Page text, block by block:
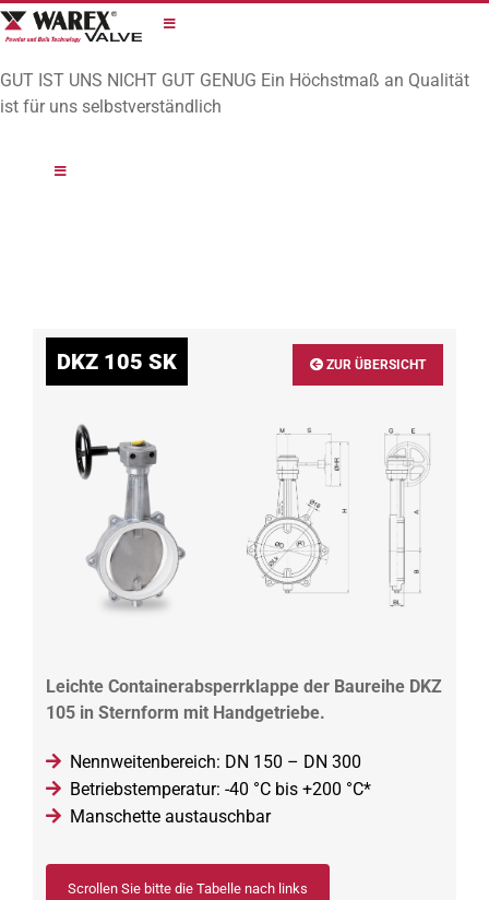
Zum
Inhalt
GUT IST UNS NICHT GUT GENUG Ein Höchstmaß an Qualität
ist für uns selbstverständlich
DKZ 105 SK ZUR ÜBERSICHT
Leichte Containerabsperrklappe der Baureihe DKZ
105 in Sternform mit Handgetriebe.
Nennweitenbereich: DN 150 – DN 300
Betriebstemperatur: -40 °C bis +200 °C*
Manschette austauschbar
Scrollen Sie bitte die Tabelle nach links